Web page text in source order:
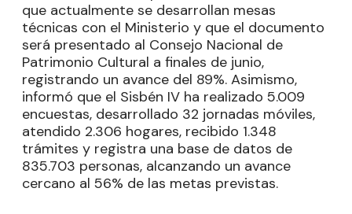
que actualmente se desarrollan mesas
técnicas con el Ministerio y que el documento
será presentado al Consejo Nacional de
Patrimonio Cultural a finales de junio,
registrando un avance del 89%. Asimismo,
informó que el Sisbén IV ha realizado 5.009
encuestas, desarrollado 32 jornadas móviles,
atendido 2.306 hogares, recibido 1.348
trámites y registra una base de datos de
835.703 personas, alcanzando un avance
cercano al 56% de las metas previstas.